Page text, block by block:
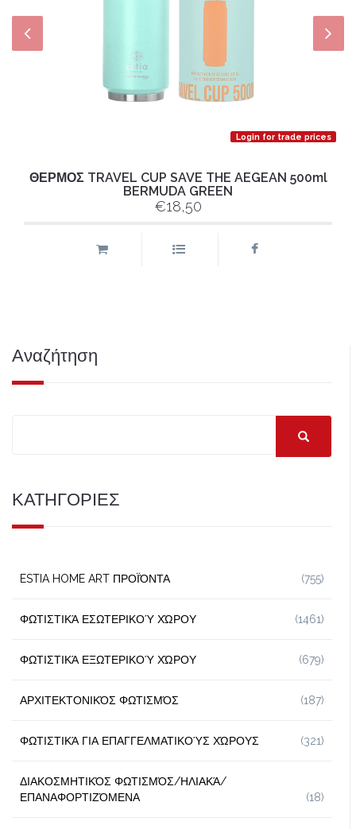
Login for trade prices
ΘΕΡΜΟΣ TRAVEL CUP SAVE THE AEGEAN 500ml
BERMUDA GREEN
€18,50
Αναζήτηση
ΚΑΤΗΓΟΡΙΕΣ
ESTIA HOME ART ΠΡΟΪΌΝΤΑ (755)
ΦΩΤΙΣΤΙΚΆ ΕΣΩΤΕΡΙΚΟΎ ΧΏΡΟΥ (1461)
ΦΩΤΙΣΤΙΚΆ ΕΞΩΤΕΡΙΚΟΎ ΧΏΡΟΥ (679)
ΑΡΧΙΤΕΚΤΟΝΙΚΌΣ ΦΩΤΙΣΜΌΣ (187)
ΦΩΤΙΣΤΙΚΆ ΓΙΑ ΕΠΑΓΓΕΛΜΑΤΙΚΟΎΣ ΧΏΡΟΥΣ (321)
ΔΙΑΚΟΣΜΗΤΙΚΌΣ ΦΩΤΙΣΜΌΣ/ΗΛΙΑΚΆ/
ΕΠΑΝΑΦΟΡΤΙΖΌΜΕΝΑ
(18)